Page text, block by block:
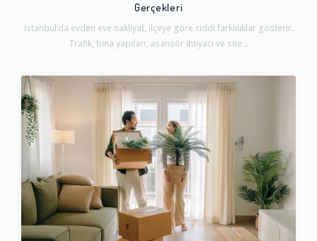
Gerçekleri
İstanbul’da evden eve nakliyat, ilçeye göre ciddi farklılıklar gösterir.
Trafik, bina yapıları, asansör ihtiyacı ve site...